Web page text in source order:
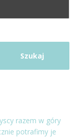
razem w góry
potrafimy je